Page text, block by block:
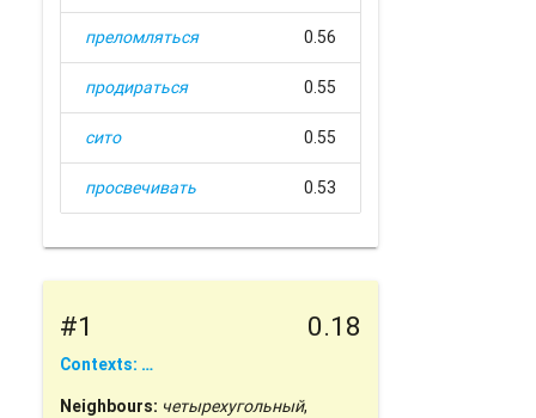
преломляться 0.56
продираться 0.55
сито 0.55
просвечивать 0.53
#1 0.18
Contexts: …
Neighbours: четырехугольный,